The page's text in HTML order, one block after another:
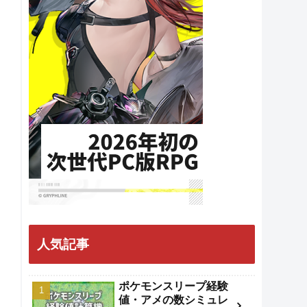
人気記事
ポケモンスリープ経験
値・アメの数シミュレ